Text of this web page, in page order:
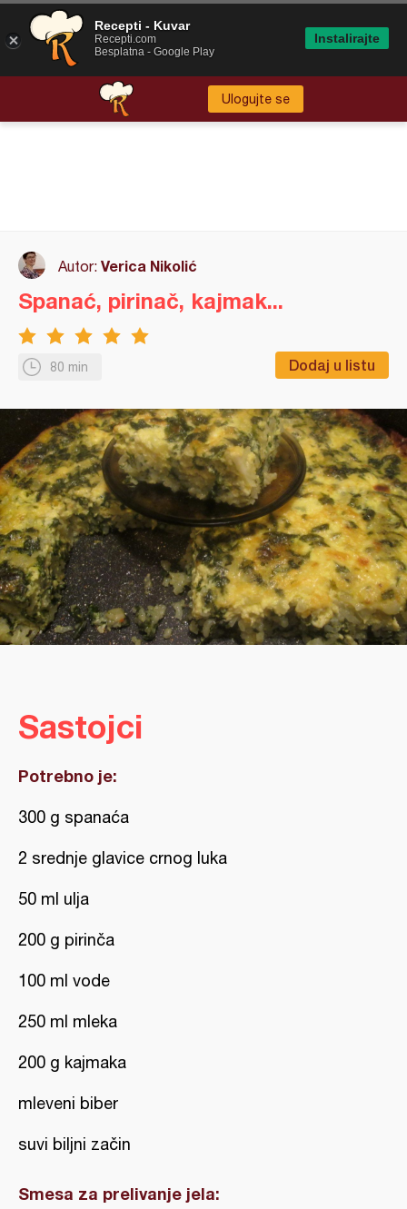
Ulogujte se
Autor: Verica Nikolić
80 min Dodaj u listu
Spanać, pirinač, kajmak...
Sastojci
Potrebno je:
300 g spanaća
2 srednje glavice crnog luka
50 ml ulja
200 g pirinča
100 ml vode
250 ml mleka
200 g kajmaka
mleveni biber
suvi biljni začin
Smesa za prelivanje jela:
Recepti - Kuvar
Recepti.com
Besplatna - Google Play
Instalirajte